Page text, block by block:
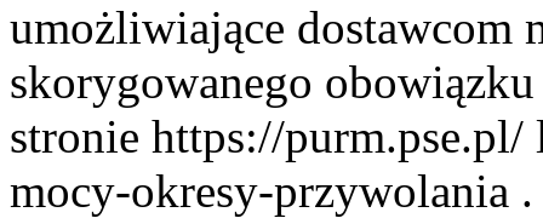
umożliwiające dostawcom
skorygowanego
stronie https://
mocy-okresy-przywolania